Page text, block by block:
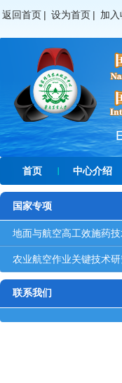
返回首页 | 设为首页 | 加
首页 中心介绍
国家专项
地面与航空高工效施药技
智能...
农业航空作业关键技术
联系我们